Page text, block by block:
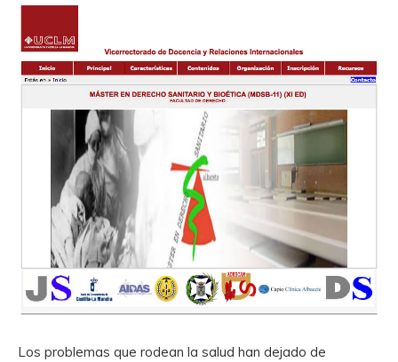
Los problemas que rodean la salud han dejado de